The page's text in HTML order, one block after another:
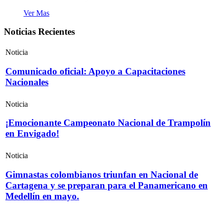
Ver Mas
Noticias Recientes
Noticia
Comunicado oficial: Apoyo a Capacitaciones
Nacionales
Noticia
¡Emocionante Campeonato Nacional de Trampolín
en Envigado!
Noticia
Gimnastas colombianos triunfan en Nacional de
Cartagena y se preparan para el Panamericano en
Medellín en mayo.